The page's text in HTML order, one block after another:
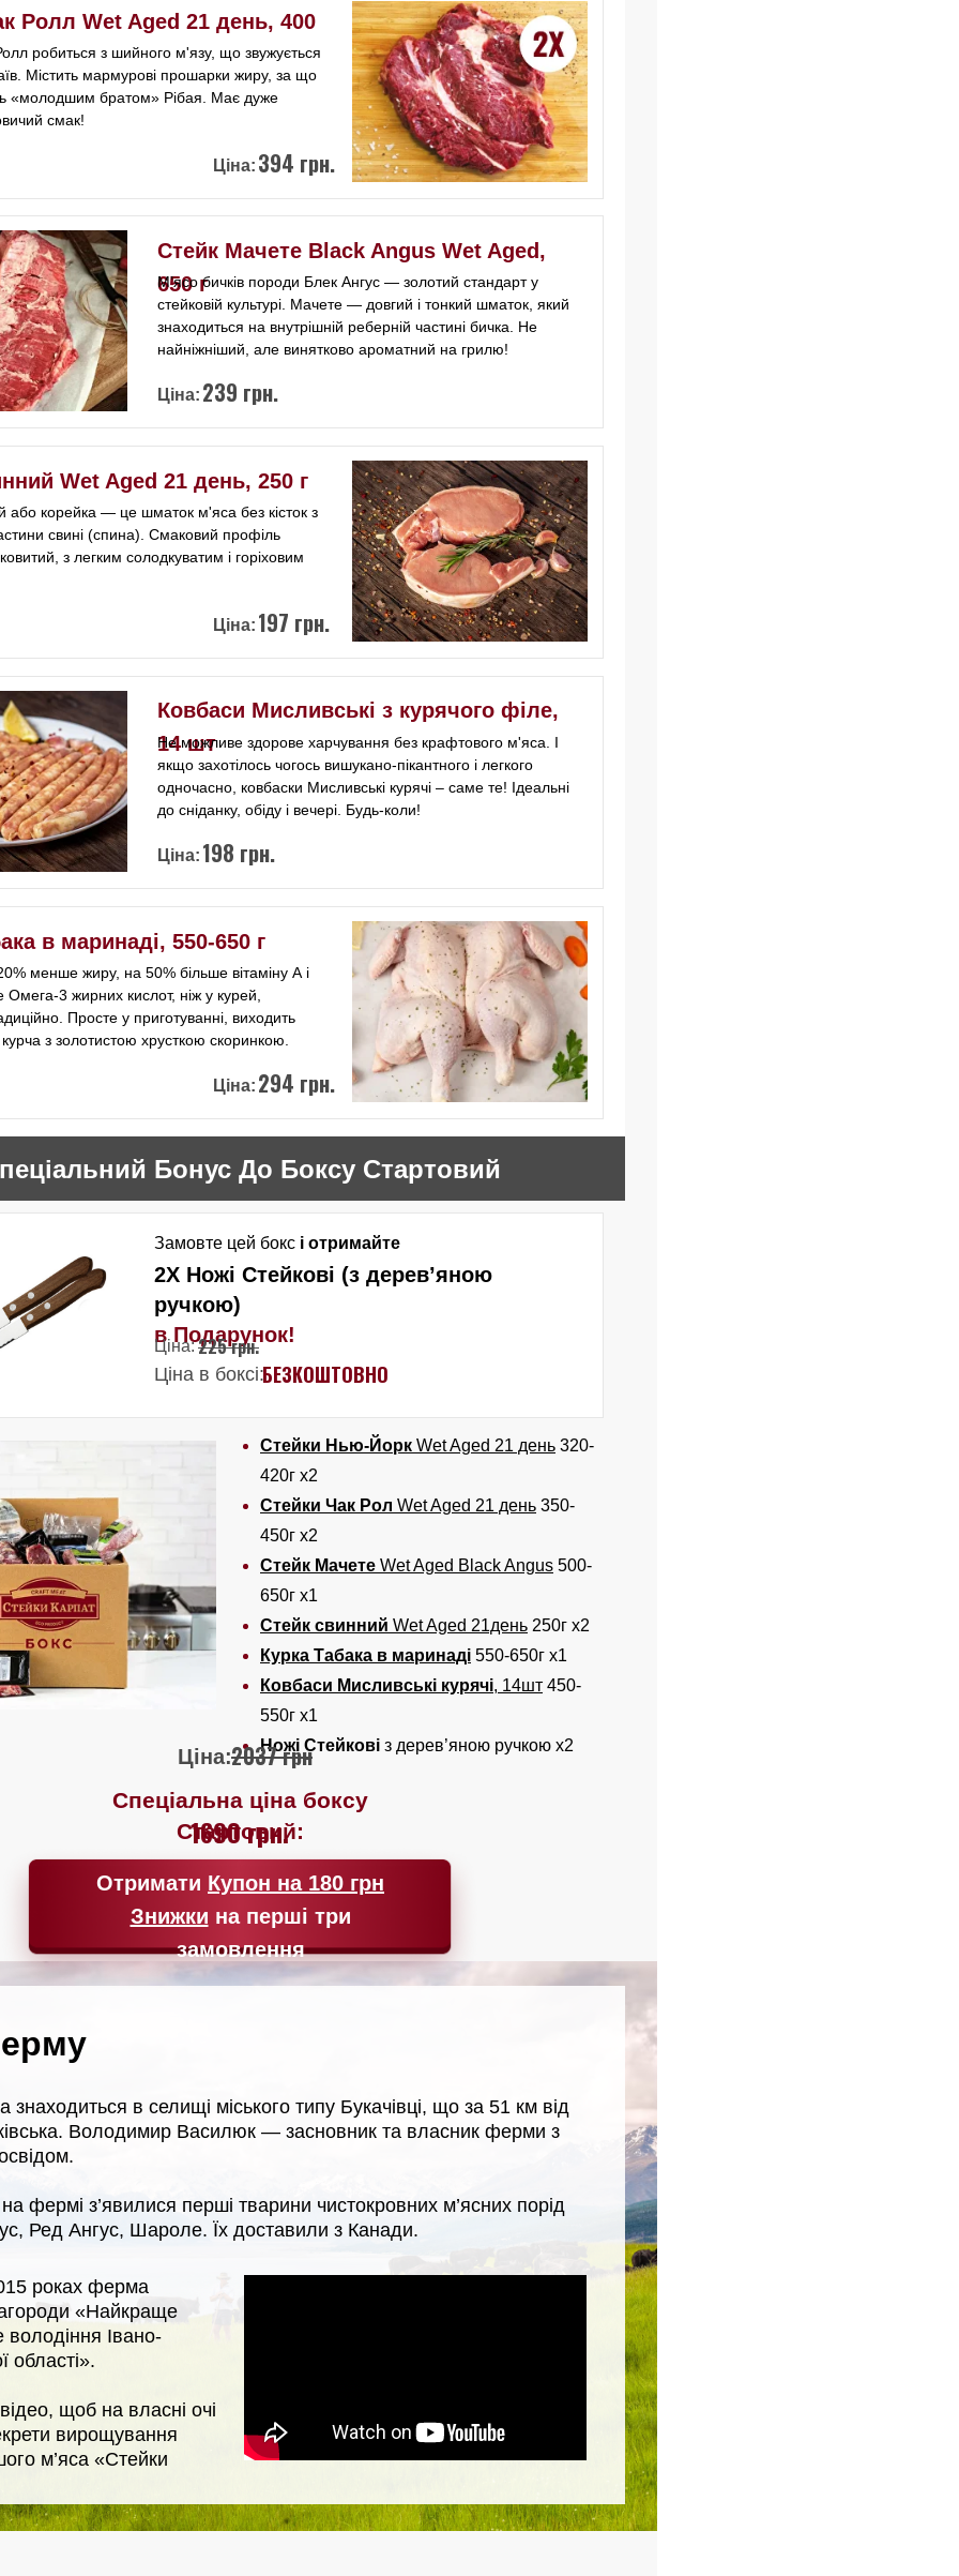
в селищі міського типу Букачівці, що за 51 км від
Володимир Василюк — засновник та власник ферми з
фермі з’явилися перші тварини чистокровних м’ясних порід
Ред Ангус, Шароле. Їх доставили з Канади.
роках ферма
«‎Найкраще
Івано-
області»‎.
щоб на власні очі
вирощування
м’яса «Стейки
Ролл Wet Aged 21 день, 400
робиться з шийного м'язу, що звужується
Містить мармурові прошарки жиру, за що
«молодшим братом» Рібая. Має дуже
смак!
Ціна: 394 грн.
Стейк Мачете Black Angus Wet Aged,
650 г
М’ясо бичків породи Блек Ангус — золотий стандарт у
стейковій культурі. Мачете — довгий і тонкий шматок, який
знаходиться на внутрішній реберній частині бичка. Не
найніжніший, але винятково ароматний на грилю!
Ціна: 239 грн.
Wet Aged 21 день, 250 г
або корейка — це шматок м'яса без кісток з
свині (спина). Смаковий профіль
з легким солодкуватим і горіховим
Ціна: 197 грн.
Ковбаси Мисливські з курячого філе,
14 шт
Не можливе здорове харчування без крафтового м'яса. І
якщо захотілось чогось вишукано-пікантного і легкого
одночасно, ковбаски Мисливські курячі – саме те! Ідеальні
до сніданку, обіду і вечері. Будь-коли!
Ціна: 198 грн.
в маринаді, 550-650 г
менше жиру, на 50% більше вітаміну А і
Омега-3 жирних кислот, ніж у курей,
Просте у приготуванні, виходить
з золотистою хрусткою скоринкою.
Ціна: 294 грн.
Бонус До Боксу Стартовий
Замовте цей бокс і отримайте
2Х Ножі Стейкові (з дерев’яною
ручкою)
в Подарунок!
Ціна:225 грн.
Ціна в боксі:БЕЗКОШТОВНО
Стейки Нью-Йорк Wet Aged 21 день 320-
420г х2
Стейки Чак Рол Wet Aged 21 день 350-
450г х2
Стейк Мачете Wet Aged Black Angus 500-
650г x1
Стейк свинний Wet Aged 21день 250г х2
Курка Табака в маринаді 550-650г x1
Ковбаси Мисливські курячі, 14шт 450-
550г x1
Ножі Стейкові з дерев’яною ручкою x2
Ціна:2037 грн
Спеціальна ціна боксу
Стартовий:
1690 грн.
Отримати Купон на 180 грн
Знижки на перші три
замовлення